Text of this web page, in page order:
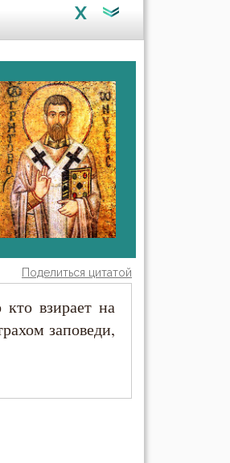
X
Поделиться цитатой
взирает на
заповеди,